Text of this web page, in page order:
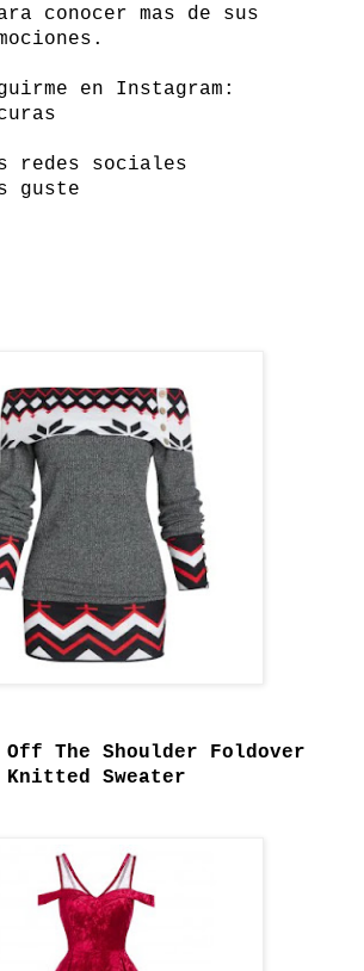
conocer mas de sus
en Instagram:
redes sociales
guste
Off The Shoulder Foldover
Knitted Sweater